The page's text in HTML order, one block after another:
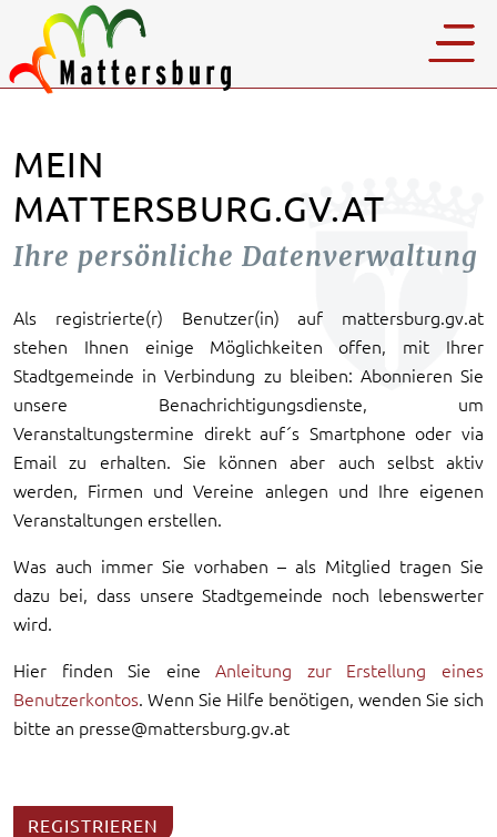
MEIN
MATTERSBURG.GV.AT
Ihre persönliche Datenverwaltung
Als registrierte(r) Benutzer(in) auf mattersburg.gv.at
stehen Ihnen einige Möglichkeiten offen, mit Ihrer
Stadtgemeinde in Verbindung zu bleiben: Abonnieren Sie
unsere Benachrichtigungsdienste, um
Veranstaltungstermine direkt auf´s Smartphone oder via
Email zu erhalten. Sie können aber auch selbst aktiv
werden, Firmen und Vereine anlegen und Ihre eigenen
Veranstaltungen erstellen.
Was auch immer Sie vorhaben – als Mitglied tragen Sie
dazu bei, dass unsere Stadtgemeinde noch lebenswerter
wird.
Hier finden Sie eineAnleitung zur Erstellung eines
Benutzerkontos. Wenn Sie Hilfe benötigen, wenden Sie sich
bitte an presse@mattersburg.gv.at
REGISTRIEREN